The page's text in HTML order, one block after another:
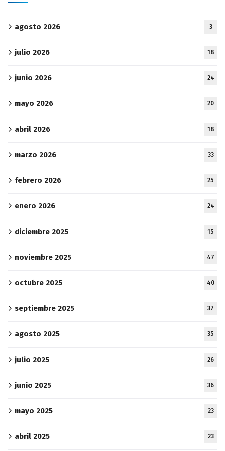
agosto 2026 3
julio 2026 18
junio 2026 24
mayo 2026 20
abril 2026 18
marzo 2026 33
febrero 2026 25
enero 2026 24
diciembre 2025 15
noviembre 2025 47
octubre 2025 40
septiembre 2025 37
agosto 2025 35
julio 2025 26
junio 2025 36
mayo 2025 23
abril 2025 23